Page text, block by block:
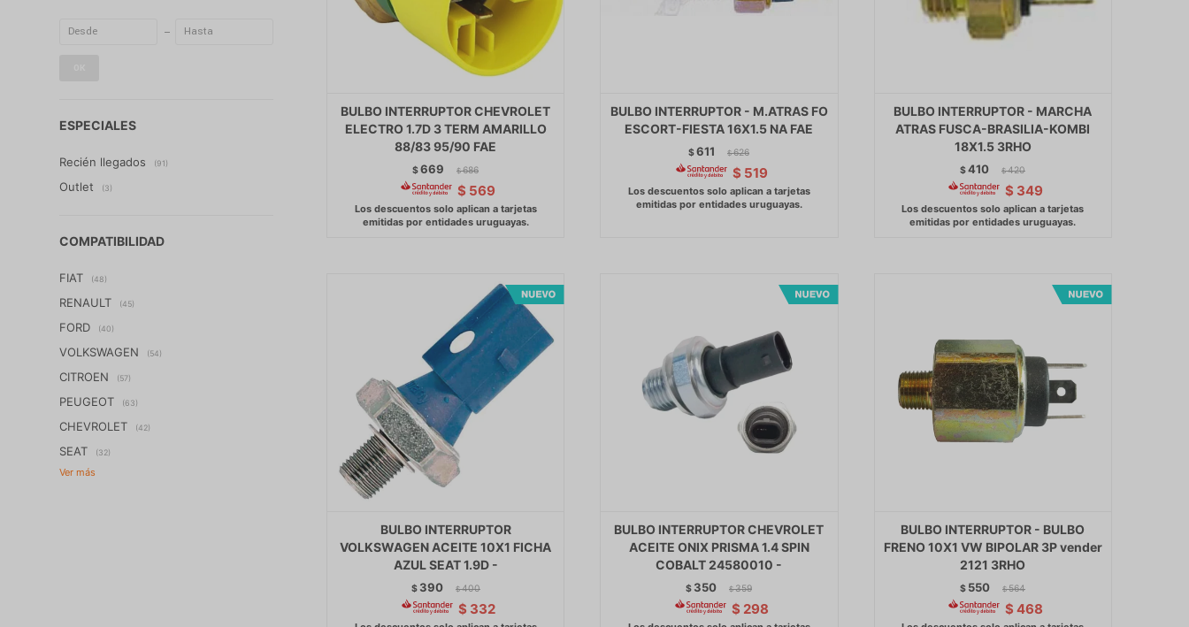
BULBO INTERRUPTOR CHEVROLET
ELECTRO 1.7D 3 TERM AMARILLO
88/83 95/90 FAE
$669 $ 686
$ 569
BULBO INTERRUPTOR - M.ATRAS FO
ESCORT-FIESTA 16X1.5 NA FAE
$611 $ 626
$ 519
BULBO INTERRUPTOR - MARCHA
ATRAS FUSCA-BRASILIA-KOMBI
18X1.5 3RHO
$410 $ 420
$ 349
BULBO INTERRUPTOR
VOLKSWAGEN ACEITE 10X1 FICHA
AZUL SEAT 1.9D -
$ 390 $ 400
$ 332
BULBO INTERRUPTOR CHEVROLET
ACEITE ONIX PRISMA 1.4 SPIN
COBALT 24580010 -
$ 350 $ 359
$ 298
BULBO INTERRUPTOR - BULBO
FRENO 10X1 VW BIPOLAR 3P vender
2121 3RHO
$ 550 $ 564
$ 468
ESPECIALES
Recién llegados (91)
Outlet (3)
COMPATIBILIDAD
FIAT (48)
RENAULT (45)
FORD (40)
VOLKSWAGEN (54)
CITROEN (57)
PEUGEOT (63)
CHEVROLET (42)
SEAT (32)